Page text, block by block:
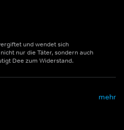
und wendet sich
nur die Täter, sondern auch
Dee zum Widerstand.
mehr